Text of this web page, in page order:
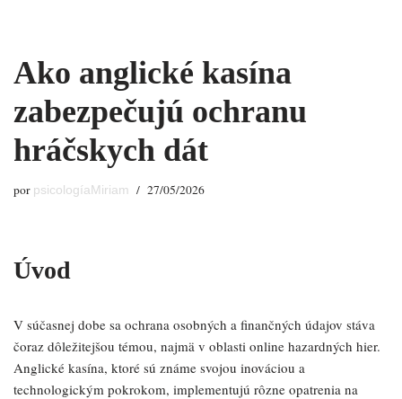
al
contenido
Ako anglické kasína
zabezpečujú ochranu
hráčskych dát
por psicologíaMiriam 27/05/2026
Úvod
V súčasnej dobe sa ochrana osobných a finančných údajov stáva
čoraz dôležitejšou témou, najmä v oblasti online hazardných hier.
Anglické kasína, ktoré sú známe svojou inováciou a
technologickým pokrokom, implementujú rôzne opatrenia na